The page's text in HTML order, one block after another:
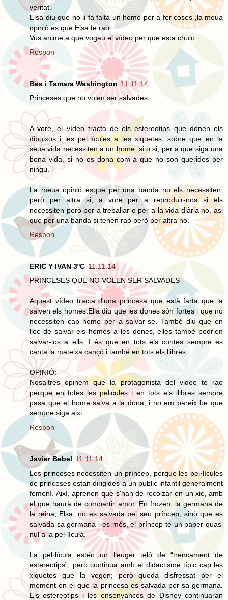
veritat.
Elsa diu que no li fa falta un home per a fer coses ,la meua
opinió es que Elsa te raó .
Vus anime a que vogau el vídeo per que esta chulo.
Respon
Bea i Tamara Washington 11.11.14
Princeses que no volen ser salvades
A vore, el vídeo tracta de els estereotips que donen els
dibuixos i les pel·lícules a les xiquetes, sobre que en la
seua vida necessiten a un home, si o si, per a que siga una
bona vida, si no es dona com a que no son querides per
ningú.
La meua opinió esque per una banda no els necessiten,
però per altra si, a vore per a reproduir-nos si els
necessiten però per a treballar o per a la vida diària no, asi
que per una banda si tenen raó però per altra no.
Respon
ERIC Y IVAN 3ºC 11.11.14
PRINCESES QUE NO VOLEN SER SALVADES
Aquest vídeo tracta d'una princesa que està farta que la
salven els homes.Ella diu que les dones són fortes i que no
necessiten cap home per a salvar-se. També diu que en
lloc de salvar els homes a les dones, elles també podrien
salvar-los a ells. I és que en tots els contes sempre es
canta la mateixa cançó i també en tots els llibres.
OPINIÓ:
Nosaltres opinem que la protagonista del video te rao
perque en totes les pelicules i en tots els llibres sempre
pasa que el home salva a la dona, i no em pareix be que
sempre siga aixi.
Respon
Javier Bebel 11.11.14
Les princeses necessiten un príncep, perquè les pel·lícules
de princeses estan dirigides a un public infantil generalment
femení. Així, aprenen que s'han de recolzar en un xic, amb
el que haurà de compartir amor. En frozen, la germana de
la reina, Elsa, no es salvada pel seu príncep, sinò que es
salvada sa germana i es més, el príncep te un paper quasi
nul a la pel·lícula.
La pel·lícula estén un lleuger teló de “trencament de
estereotips”, però continua amb el didactisme típic cap les
xiquetes que la vegen; però queda disfressat per el
moment en el que la princesa es salvada per sa germana.
Els estereotips i les ensenyances de Disney continuaran